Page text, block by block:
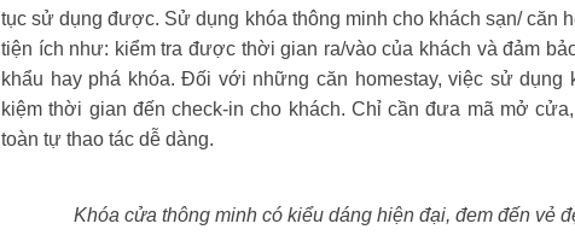
tục sử dụng được. Sử dụng khóa thông minh cho khách sạn/ căn
tiện ích như: kiểm tra được thời gian ra/vào của khách và đảm
khẩu hay phá khóa. Đối với những căn homestay, việc sử
kiệm thời gian đến check-in cho khách. Chỉ cần đưa mã mở
toàn tự thao tác dễ dàng.
Khóa cửa thông minh có kiểu dáng hiện đại, đem đến vẻ